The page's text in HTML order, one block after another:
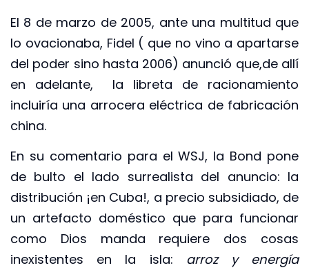
El 8 de marzo de 2005, ante una multitud que
lo ovacionaba, Fidel ( que no vino a apartarse
del poder sino hasta 2006) anunció que,de allí
en adelante, la libreta de racionamiento
incluiría una arrocera eléctrica de fabricación
china.
En su comentario para el WSJ, la Bond pone
de bulto el lado surrealista del anuncio: la
distribución ¡en Cuba!, a precio subsidiado, de
un artefacto doméstico que para funcionar
como Dios manda requiere dos cosas
inexistentes en la isla: arroz y energía